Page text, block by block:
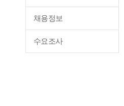
채용정보
수요조사